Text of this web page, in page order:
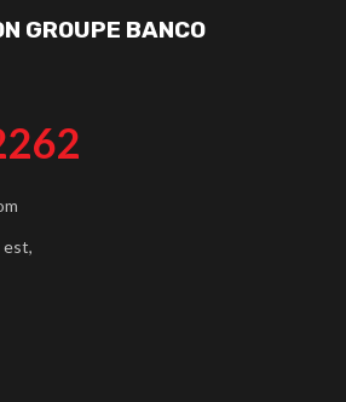
GROUPE BANCO
est,